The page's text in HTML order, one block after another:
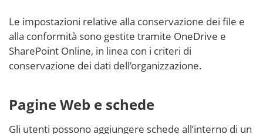
Le impostazioni relative alla conservazione dei file e
alla conformità sono gestite tramite OneDrive e
SharePoint Online, in linea con i criteri di
conservazione dei dati dell’organizzazione.
Pagine Web e schede
Gli utenti possono aggiungere schede all’interno di un